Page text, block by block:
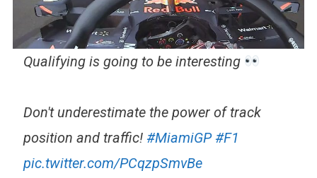
Qualifying is going to be interesting
Don't underestimate the power of track
position and traffic! #MiamiGP #F1
pic.twitter.com/PCqzpSmvBe